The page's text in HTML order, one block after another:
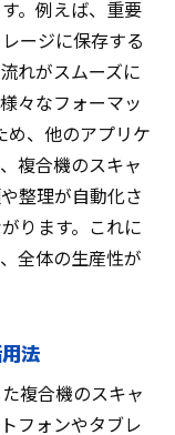
。例えば、重要
ージに保存する
れがスムーズに
々なフォーマッ
め、他のアプリケ
複合機のスキャ
整理が自動化さ
ります。これに
全体の生産性が
法
複合機のスキャ
フォンやタブレ